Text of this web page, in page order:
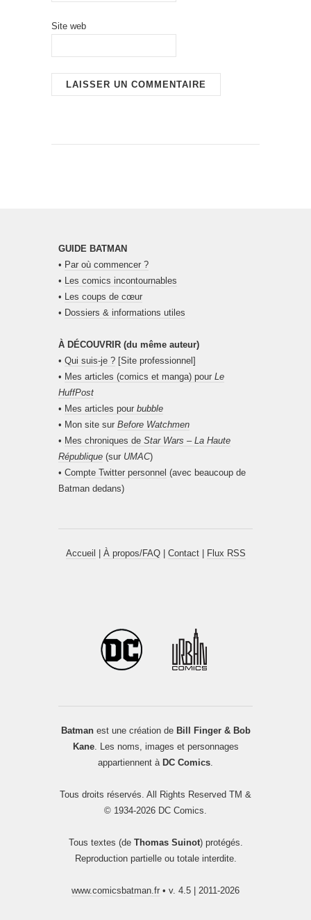
Site web
GUIDE BATMAN
• Par où commencer ?
• Les comics incontournables
• Les coups de cœur
• Dossiers & informations utiles
À DÉCOUVRIR (du même auteur)
• Qui suis-je ? [Site professionnel]
• Mes articles (comics et manga) pour Le
HuffPost
• Mes articles pour bubble
• Mon site sur Before Watchmen
• Mes chroniques de Star Wars – La Haute
République (sur UMAC)
• Compte Twitter personnel (avec beaucoup de
Batman dedans)
Accueil À propos/FAQ| Contact| Flux RSS
Batmanest une création de Bill Finger & Bob
Kane. Les noms, images et personnages
appartiennent à DC Comics.
Tous droits réservés. All Rights Reserved TM &
© 1934-2026 DC Comics.
Tous textes (de Thomas Suinot) protégés.
Reproduction partielle ou totale interdite.
www.comicsbatman.fr • v. 4.5 | 2011-2026